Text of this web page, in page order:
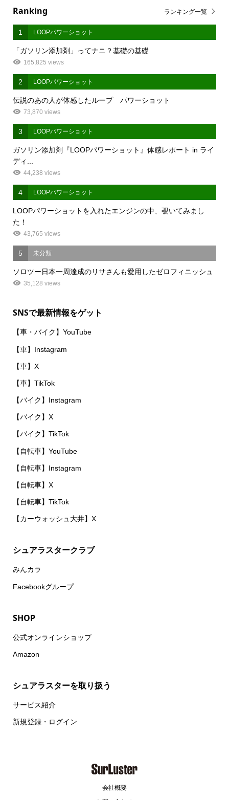
Ranking
1 LOOPパワーショット
「ガソリン添加剤」ってナニ？基礎の基礎
165,825 views
2 LOOPパワーショット
伝説のあの人が体感したループ パワーショット
73,870 views
3 LOOPパワーショット
ガソリン添加剤『LOOPパワーショット』体感レポート in ライ
ディ...
44,238 views
4 LOOPパワーショット
LOOPパワーショットを入れたエンジンの中、覗いてみまし
た！
43,765 views
5 未分類
ソロツー日本一周達成のリサさんも愛用したゼロフィニッシュ
35,128 views
ランキング一覧
SNSで最新情報をゲット
【車・バイク】YouTube
【車】Instagram
【車】X
【車】TikTok
【バイク】Instagram
【バイク】X
【バイク】TikTok
【自転車】YouTube
【自転車】Instagram
【自転車】X
【自転車】TikTok
【カーウォッシュ大井】X
シュアラスタークラブ
みんカラ
Facebookグループ
SHOP
公式オンラインショップ
Amazon
シュアラスターを取り扱う
サービス紹介
新規登録・ログイン
会社概要